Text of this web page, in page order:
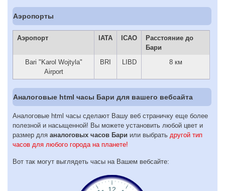
Аэропорты
Аэропорт IATA ICAO
Расстояние до
Бари
Bari "Karol Wojtyla"
Airport
BRI LIBD 8 км
Аналоговые html часы Бари для вашего вебсайта
Аналоговые html часы сделают Вашу веб страничку еще более
полезной и насыщенной! Вы можете установить любой цвет и
размер для аналоговых часов Бари или выбрать другой тип
часов для любого города на планете!
Вот так могут выглядеть часы на Вашем вебсайте: